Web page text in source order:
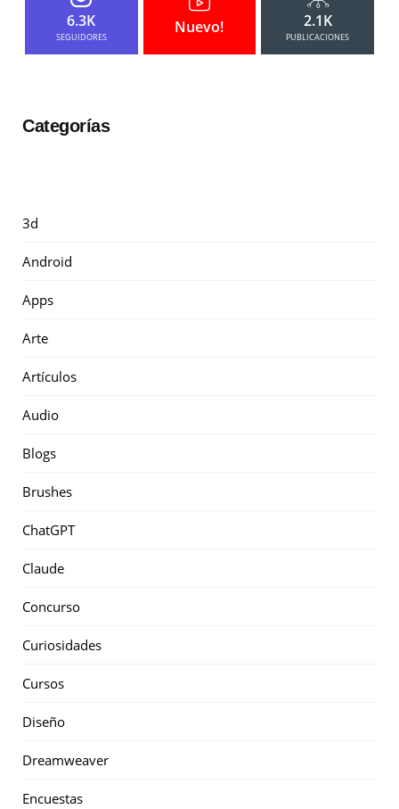
6.3K
SEGUIDORES
Nuevo! 2.1K
PUBLICACIONES
Categorías
3d
Android
Apps
Arte
Artículos
Audio
Blogs
Brushes
ChatGPT
Claude
Concurso
Curiosidades
Cursos
Diseño
Dreamweaver
Encuestas